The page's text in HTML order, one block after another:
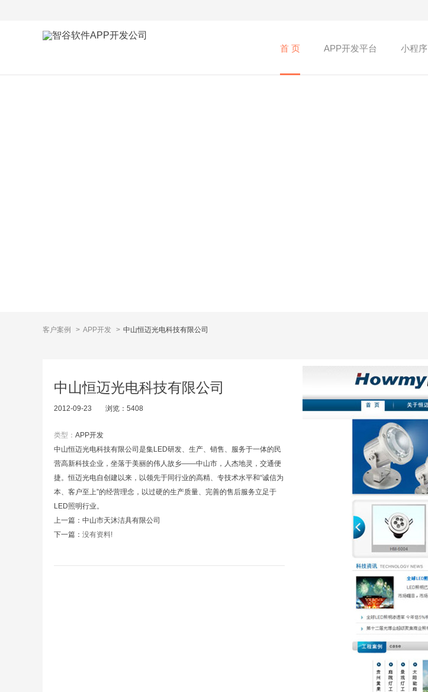
首 页 APP开发平台 小程序
iOS开发 Android开发
客户案例 > APP开发 > 中山恒迈光电科技有限公司
中山恒迈光电科技有限公司
2012-09-23 浏览： 5408
类型： APP开发
中山恒迈光电科技有限公司是集LED研发、生产、销售、服务于一体的民
营高新科技企业，坐落于美丽的伟人故乡——中山市，人杰地灵，交通便
捷。恒迈光电自创建以来，以领先于同行业的高精、专技术水平和“诚信为
本、客户至上”的经营理念，以过硬的生产质量、完善的售后服务立足于
LED照明行业。
上一篇： 中山市天沐洁具有限公司
下一篇： 没有资料!